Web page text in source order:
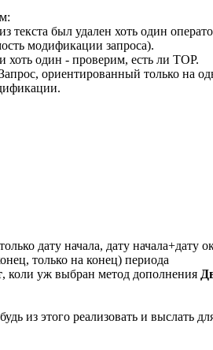
текста был удален хоть один
модификации запроса).
один - проверим, есть ли TOP.
ориентированный только на
дату начала, дату начала+дату
только на конец) периода
, коли уж выбран метод дополнения
из этого реализовать и выслать